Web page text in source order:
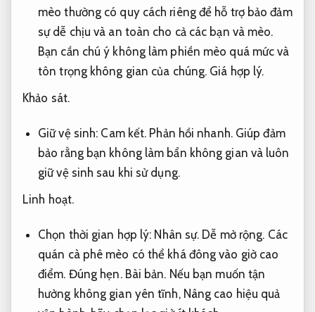
mèo thường có quy cách riêng để hỗ trợ bảo đảm
sự dễ chịu và an toàn cho cả các bạn và mèo.
Bạn cần chú ý không làm phiền mèo quá mức và
tôn trọng không gian của chúng. Giá hợp lý.
Khảo sát.
Giữ vệ sinh: Cam kết. Phản hồi nhanh.Giúp đảm
bảo rằng bạn không làm bẩn không gian và luôn
giữ vệ sinh sau khi sử dụng.
Linh hoạt.
Chọn thời gian hợp lý: Nhân sự. Dễ mở rộng. Các
quán cà phê mèo có thể khá đông vào giờ cao
điểm. Đúng hẹn. Bài bản. Nếu bạn muốn tận
hưởng không gian yên tĩnh, Nâng cao hiệu quả